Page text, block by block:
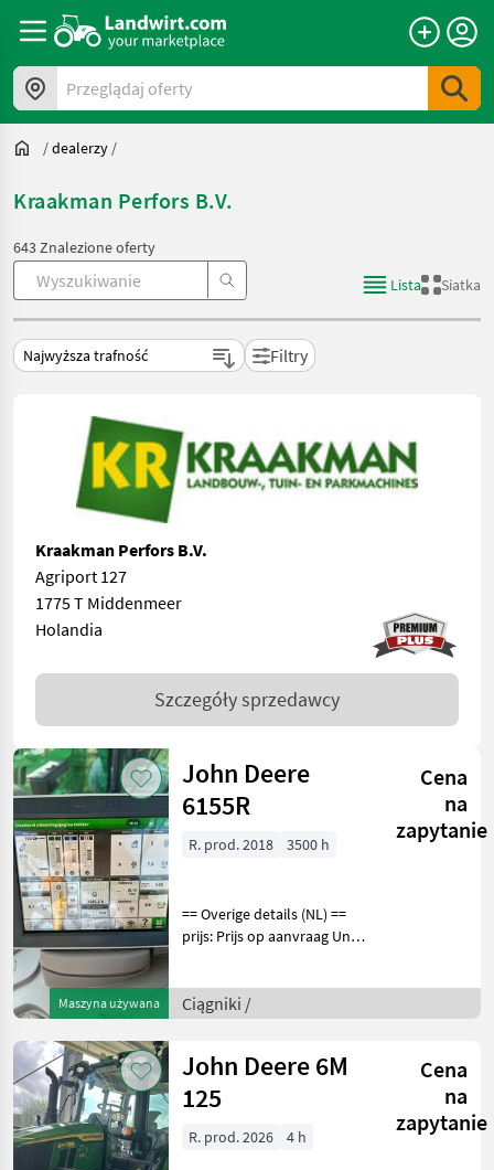
Przeglądaj oferty
/dealerzy /
Kraakman Perfors B.V.
643 Znalezione oferty
Lista
Siatka
Filtry
Kraakman Perfors B.V.
Agriport 127
1775 T Middenmeer
Holandia
Szczegóły sprzedawcy
Maszyna używana
John Deere
6155R
Cena
na
zapytanie
R. prod. 2018 3500 h
== Overige details (NL) ==
prijs: Prijs op aanvraag Unit:
3 Aftakastoerental achter:
540 Hydrauliek venti
Ciągniki /
John Deere 6M
125
Cena
na
zapytanie
R. prod. 2026 4 h